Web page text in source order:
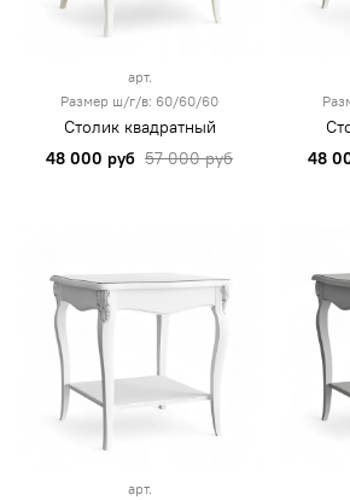
арт.
Размер ш/г/в: 60/60/60
Столик квадратный
48 000 руб 57 000 руб
48
арт.